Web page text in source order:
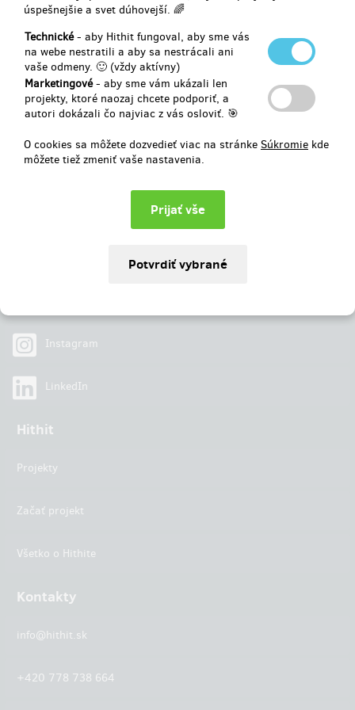
úspešnejšie a svet dúhovejší. 🌈
Technické- aby Hithit fungoval, aby sme vás
na webe nestratili a aby sa nestrácali ani
vaše odmeny. 🙂 (vždy aktívny)
Marketingové- aby sme vám ukázali len
projekty, ktoré naozaj chcete podporiť, a
autori dokázali čo najviac z vás osloviť. 🎯
O cookies sa môžete dozvedieť viac na stránke Súkromie kde
môžete tiež zmeniť vaše nastavenia.
Vybrané
225 €z6 182 €
3%
Instagram
LinkedIn
Hithit
Projekty
Začať projekt
Všetko o Hithite
Kontakty
info@hithit.sk
+420 778 738 664